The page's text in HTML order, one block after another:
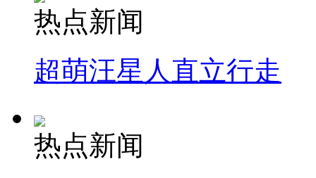
热点新闻
超萌汪星人直立行走
热点新闻